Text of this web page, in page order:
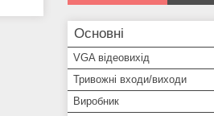
Основні
VGA відеовихід
Тривожні входи/виходи
Виробник